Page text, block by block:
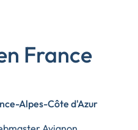
France
Alpes-Côte d'Azur